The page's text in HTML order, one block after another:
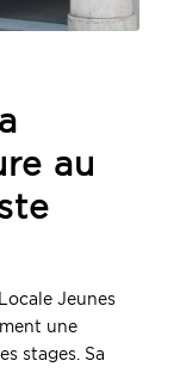
au
Jeunes
une
stages. Sa